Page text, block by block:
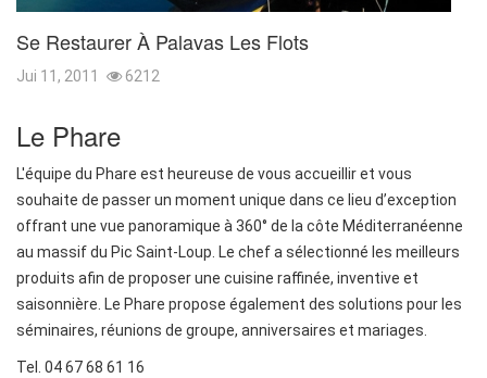
Se Restaurer À Palavas Les Flots
Jui 11, 2011 6212
Le Phare
L'équipe du Phare est heureuse de vous accueillir et vous
souhaite de passer un moment unique dans ce lieu d’exception
offrant une vue panoramique à 360° de la côte Méditerranéenne
au massif du Pic Saint-Loup. Le chef a sélectionné les meilleurs
produits afin de proposer une cuisine raffinée, inventive et
saisonnière. Le Phare propose également des solutions pour les
séminaires, réunions de groupe, anniversaires et mariages.
Tel. 04 67 68 61 16